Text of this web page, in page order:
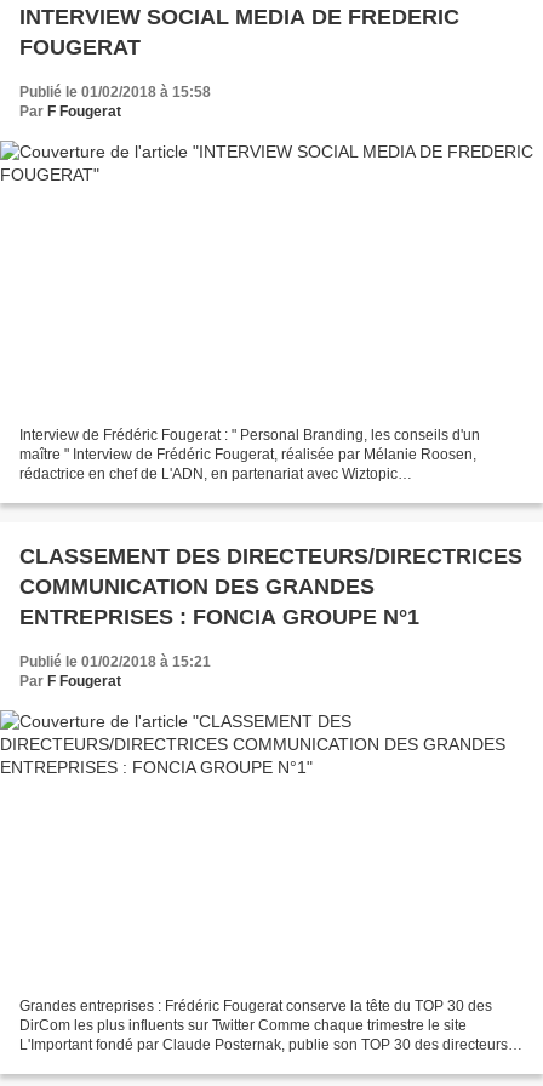
INTERVIEW SOCIAL MEDIA DE FREDERIC
FOUGERAT
Publié le 01/02/2018 à 15:58
Par F Fougerat
Interview de Frédéric Fougerat : " Personal Branding, les conseils d'un
maître " Interview de Frédéric Fougerat, réalisée par Mélanie Roosen,
rédactrice en chef de L'ADN, en partenariat avec Wiztopic
CLASSEMENT DES DIRECTEURS/DIRECTRICES
COMMUNICATION DES GRANDES
ENTREPRISES : FONCIA GROUPE N°1
Publié le 01/02/2018 à 15:21
Par F Fougerat
Grandes entreprises : Frédéric Fougerat conserve la tête du TOP 30 des
DirCom les plus influents sur Twitter Comme chaque trimestre le site
L'Important fondé par Claude Posternak, publie son TOP 30 des directeurs et